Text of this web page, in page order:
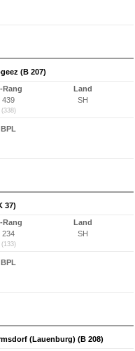
(B 207)
Rang
439
(338)
Land
SH
BPL
37)
Rang
234
(133)
Land
SH
BPL
(Lauenburg) (B 208)